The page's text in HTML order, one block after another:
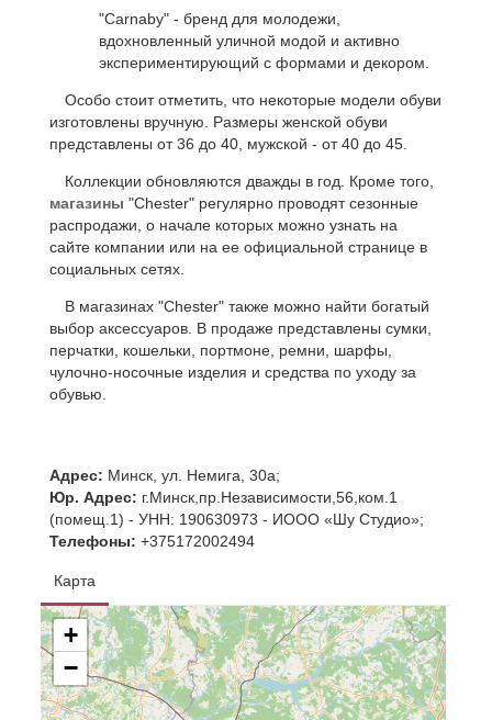
"Carnaby" - бренд для молодежи,
вдохновленный уличной модой и активно
экспериментирующий с формами и декором.
Особо стоит отметить, что некоторые модели обуви
изготовлены вручную. Размеры женской обуви
представлены от 36 до 40, мужской - от 40 до 45.
Коллекции обновляются дважды в год. Кроме того,
магазины "Chester" регулярно проводят сезонные
распродажи, о начале которых можно узнать на
сайте компании или на ее официальной странице в
социальных сетях.
В магазинах "Chester" также можно найти богатый
выбор аксессуаров. В продаже представлены сумки,
перчатки, кошельки, портмоне, ремни, шарфы,
чулочно-носочные изделия и средства по уходу за
обувью.
Адрес: Минск, ул. Немига, 30а;
Юр. Адрес: г.Минск,пр.Независимости,56,ком.1
(помещ.1) - УНН: 190630973 - ИООО «Шу Студио»;
Телефоны: +375172002494
Карта
+
−